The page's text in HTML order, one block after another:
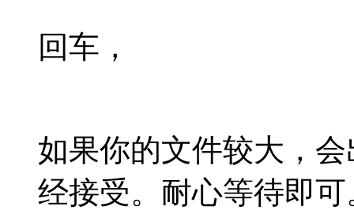
回车，
如果你的文件较大，
经接受。耐心等待即可